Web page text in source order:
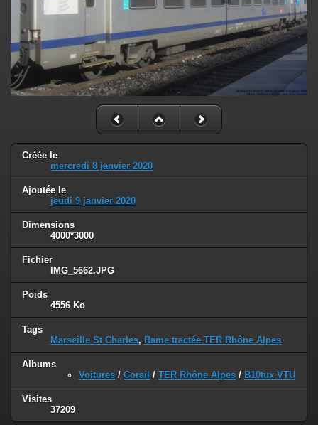
Créée le
mercredi 8 janvier 2020
Ajoutée le
jeudi 9 janvier 2020
Dimensions
4000*3000
Fichier
IMG_5662.JPG
Poids
4556 Ko
Tags
Marseille St Charles, Rame tractée TER Rhône Alpes
Albums
Voitures / Corail / TER Rhône Alpes / B10tux VTU
Visites
37209